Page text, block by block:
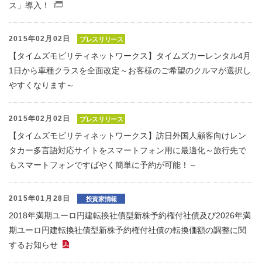
ス」導入！
2015年02月02日 プレスリリース
【タイムズモビリティネットワークス】タイムズカーレンタル4月
1日から車種クラスを全面改定～お客様のご希望のクルマが選択し
やすくなります～
2015年02月02日 プレスリリース
【タイムズモビリティネットワークス】訪日外国人顧客向けレン
タカー多言語対応サイトをスマートフォン用に最適化～旅行先で
もスマートフォンですばやく簡単に予約が可能！～
2015年01月28日 投資家情報
2018年満期ユーロ円建転換社債型新株予約権付社債及び2026年満
期ユーロ円建転換社債型新株予約権付社債の転換価額の調整に関
するお知らせ